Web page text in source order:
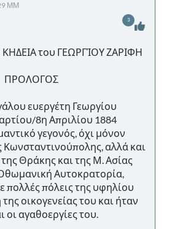
ΜΜ
του ΓΕΩΡΓΊΟΥ ΖΑΡΙΦΗ
ΠΡΟΛΟΓΟΣ
ευεργέτη Γεωργίου
8η Απριλίου 1884
γεγονός, όχι μόνον
Κωνσταντινούπολης, αλλά και
της Θράκης και της Μ. Ασίας
Αυτοκρατορία,
πολλές πόλεις της υφηλίου
οικογενείας του και ήταν
οι αγαθοεργίες του.
3